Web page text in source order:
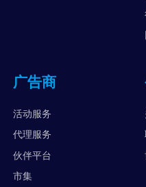
广告商
活动服务
代理服务
伙伴平台
市集